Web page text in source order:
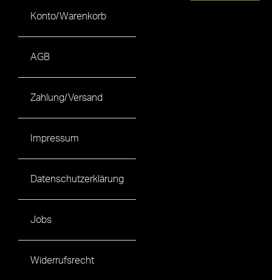
Konto/Warenkorb
AGB
Zahlung/Versand
Impressum
Datenschutzerklärung
Jobs
Widerrufsrecht